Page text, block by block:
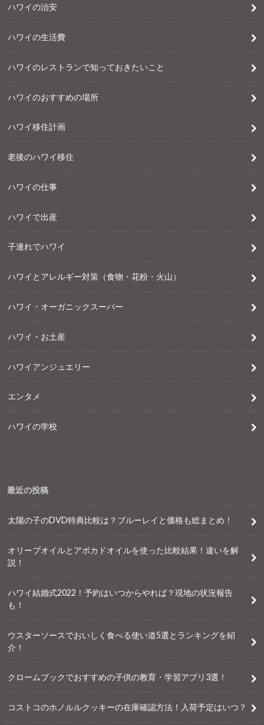
ハワイの治安
ハワイの生活費
ハワイのレストランで知っておきたいこと
ハワイのおすすめの場所
ハワイ移住計画
老後のハワイ移住
ハワイの仕事
ハワイで出産
子連れでハワイ
ハワイとアレルギー対策（食物・花粉・火山）
ハワイ・オーガニックスーパー
ハワイ・お土産
ハワイアンジュエリー
エンタメ
ハワイの学校
最近の投稿
太陽の子のDVD特典比較は？ブルーレイと価格も総まとめ！
オリーブオイルとアボカドオイルを使った比較結果！違いを解
説！
ハワイ結婚式2022！予約はいつからやれば？現地の状況報告
も！
ウスターソースでおいしく食べる使い道5選とランキングを紹
介！
クロームブックでおすすめの子供の教育・学習アプリ3選！
コストコのホノルルクッキーの在庫確認方法！入荷予定はいつ？